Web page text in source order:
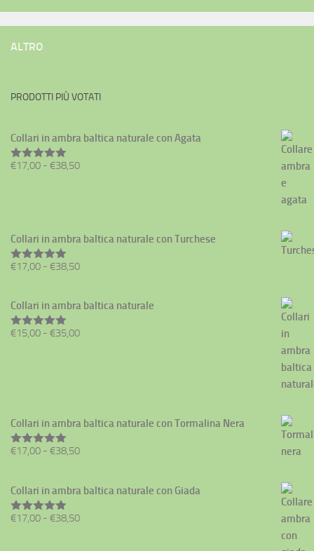
ALTRO
PRODOTTI PIÙ VOTATI
Collari in ambra baltica naturale con Agata
Valutato
€17,00 - €38,50Fascia
€17,00
€38,50
Collari in ambra baltica naturale con Turchese
Valutato
€17,00 - €38,50Fascia
prezzo:
€17,00
Collari in ambra baltica naturale
Valutato
€15,00 - €35,00Fascia
Collari in ambra baltica naturale con Tormalina Nera
Valutato
€17,00 - €38,50Fascia
prezzo:
€17,00
Collari in ambra baltica naturale con Giada
Valutato
€17,00 - €38,50Fascia